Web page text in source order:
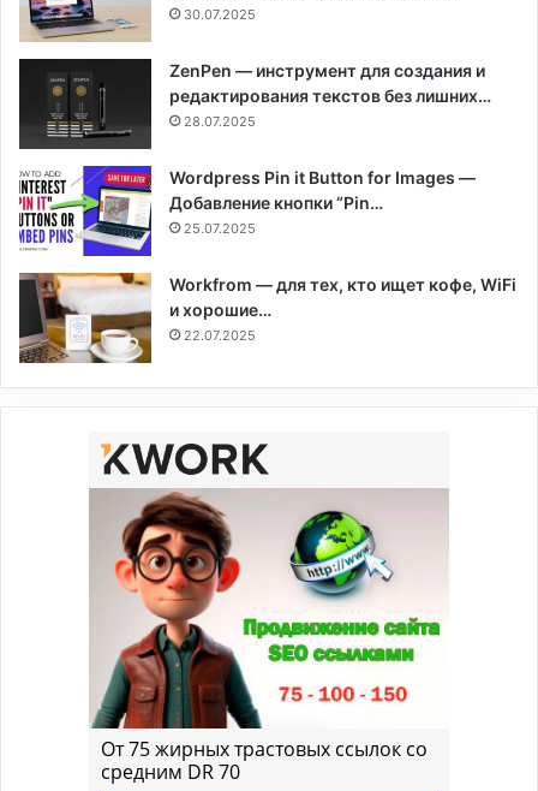
30.07.2025
ZenPen — инструмент для создания и
редактирования текстов без лишних…
28.07.2025
Wordpress Pin it Button for Images —
Добавление кнопки “Pin…
25.07.2025
Workfrom — для тех, кто ищет кофе, WiFi
и хорошие…
22.07.2025